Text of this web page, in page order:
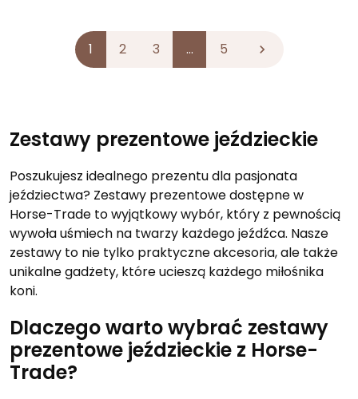
1 2 3 … 5 
Zestawy prezentowe jeździeckie
Poszukujesz idealnego prezentu dla pasjonata
jeździectwa? Zestawy prezentowe dostępne w
Horse-Trade to wyjątkowy wybór, który z pewnością
wywoła uśmiech na twarzy każdego jeźdźca. Nasze
zestawy to nie tylko praktyczne akcesoria, ale także
unikalne gadżety, które ucieszą każdego miłośnika
koni.
Dlaczego warto wybrać zestawy
prezentowe jeździeckie z Horse-
Trade?